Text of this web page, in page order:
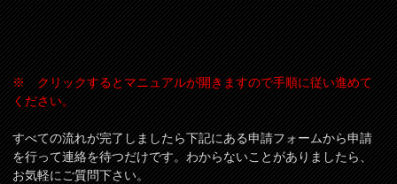
※ クリックするとマニュアルが開きますので手順に従い進めて
ください。
すべての流れが完了しましたら下記にある申請フォームから申請
を行って連絡を待つだけです。わからないことがありましたら、
お気軽にご質問下さい。